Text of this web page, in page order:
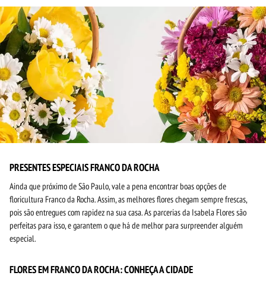
PRESENTES ESPECIAIS FRANCO DA ROCHA
Ainda que próximo de São Paulo, vale a pena encontrar boas opções de
floricultura Franco da Rocha. Assim, as melhores flores chegam sempre frescas,
pois são entregues com rapidez na sua casa. As parcerias da Isabela Flores são
perfeitas para isso, e garantem o que há de melhor para surpreender alguém
especial.
FLORES EM FRANCO DA ROCHA: CONHEÇA A CIDADE